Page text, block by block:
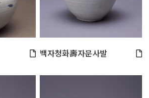
백자청화壽자문사발